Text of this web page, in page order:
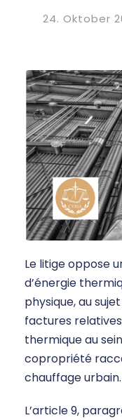
24. Oktober
Le litige oppose
d’énergie
physique, au
factures
thermique au
copropriété
chauffage urbain.
L’article 9,